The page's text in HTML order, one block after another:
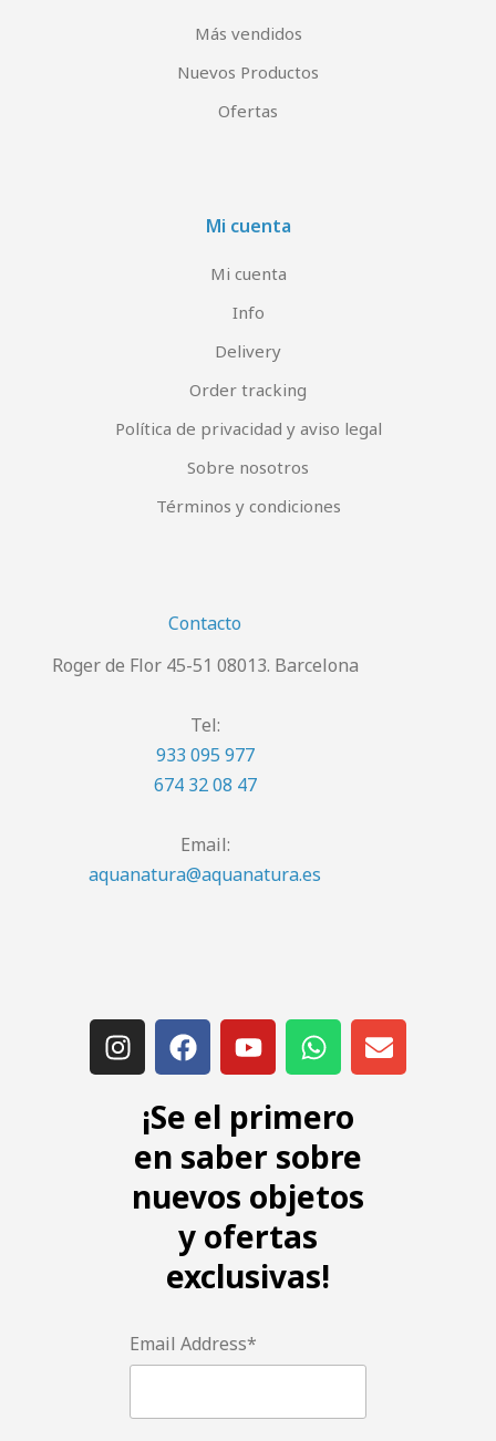
Más vendidos
Nuevos Productos
Ofertas
Mi cuenta
Mi cuenta
Info
Delivery
Order tracking
Política de privacidad y aviso legal
Sobre nosotros
Términos y condiciones
Contacto
Roger de Flor 45-51 08013. Barcelona
Tel:
933 095 977
674 32 08 47
Email:
aquanatura@aquanatura.es
¡Se el primero
en saber sobre
nuevos objetos
y ofertas
exclusivas!
Email Address*